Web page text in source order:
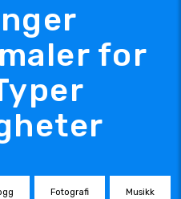
for
Fotografi Musikk